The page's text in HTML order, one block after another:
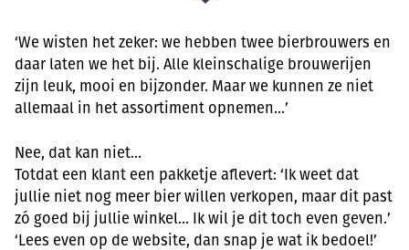
‘We wisten het zeker: we hebben twee bierbrouwers en
daar laten we het bij. Alle kleinschalige brouwerijen
zijn leuk, mooi en bijzonder. Maar we kunnen ze niet
allemaal in het assortiment opnemen…’
Nee, dat kan niet…
Totdat een klant een pakketje aflevert: ‘Ik weet dat
jullie niet nog meer bier willen verkopen, maar dit past
zó goed bij jullie winkel… Ik wil je dit toch even geven.’
‘Lees even op de website, dan snap je wat ik bedoel!’